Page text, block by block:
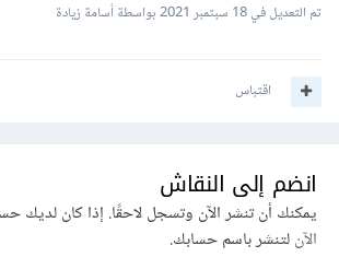
تم التعديل في18 سبتمبر 2021 بواسطة أسامة زيادة
اقتباس
انضم إلى النقاش
يمكنك أن تنشر الآن وتسجل لاحقًا. إذا كان لديك
الآنلتنشر باسم حسابك.